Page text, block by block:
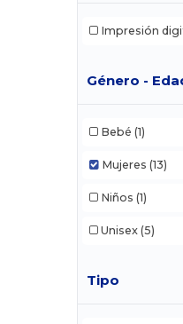
Impresión
Género -
Bebé (1)
Mujeres (13)
Niños (1)
Unisex (5)
Tipo